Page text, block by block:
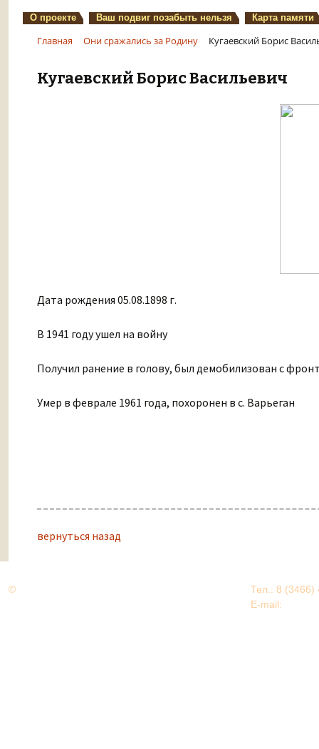
О проекте Ваш подвиг позабыть нельзя Карта памяти
Главная Они сражались за Родину Кугаевский Борис
Кугаевский Борис Васильевич
Дата рождения 05.08.1898 г.
В 1941 году ушел на войну
Получил ранение в голову, был демобилизован с
Умер в феврале 1961 года, похоронен в с. Варьеган
вернуться назад
©
Тел.: 8 (3466)
E-mail: